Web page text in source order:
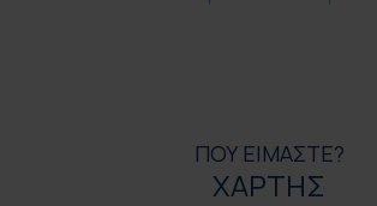
ΠΟΥ ΕΙΜΑΣΤΕ?
ΧΑΡΤΗΣ